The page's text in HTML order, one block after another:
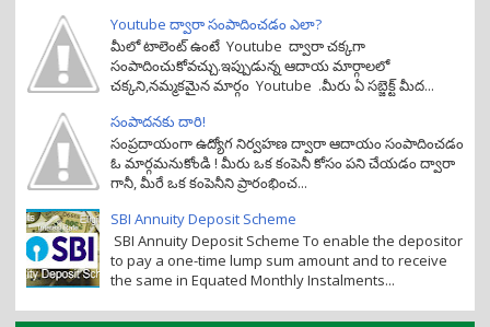
Youtube ద్వారా సంపాదించడం ఎలా?
మీలో టాలెంట్ ఉంటే Youtube ద్వారా చక్కగా
సంపాదించుకోవచ్చు.ఇప్పుడున్న ఆదాయ మార్గాలలో
చక్కని,నమ్మకమైన మార్గం Youtube .మీరు ఏ సబ్జెక్ట్ మీద...
సంపాదనకు దారి!
సంప్రదాయంగా ఉద్యోగ నిర్వహణ ద్వారా ఆదాయం సంపాదించడం
ఓ మార్గమనుకోండి ! మీరు ఒక కంపెనీ కోసం పని చేయడం ద్వారా
గానీ, మీరే ఒక కంపెనీని ప్రారంభించ...
SBI Annuity Deposit Scheme
SBI Annuity Deposit Scheme To enable the depositor
to pay a one-time lump sum amount and to receive
the same in Equated Monthly Instalments...